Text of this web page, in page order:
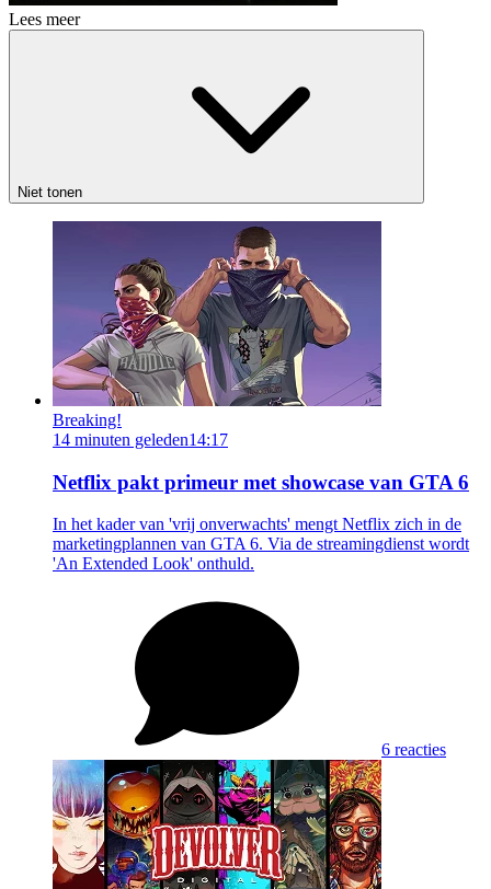
Lees meer
Niet tonen
Breaking!
14 minuten geleden14:17
Netflix pakt primeur met showcase van GTA 6
In het kader van 'vrij onverwachts' mengt Netflix zich in de
marketingplannen van GTA 6. Via de streamingdienst wordt
'An Extended Look' onthuld.
6 reacties